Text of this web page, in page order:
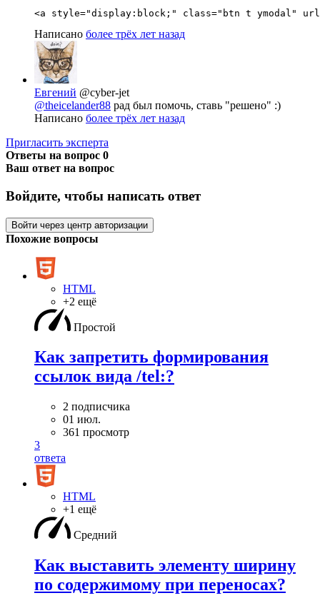
<a style="display:block;" class="btn t ymodal"
Написано более трёх лет назад
Евгений @cyber-jet
@theicelander88 рад был помочь, ставь "решено" :)
Написано более трёх лет назад
Пригласить эксперта
Ответы на вопрос 0
Ваш ответ на вопрос
Войдите, чтобы написать ответ
Войти через центр авторизации
Похожие вопросы
HTML
+2 ещё
Простой
Как запретить формирования
ссылок вида /tel:?
2 подписчика
01 июл.
361 просмотр
3
ответа
HTML
+1 ещё
Средний
Как выставить элементу ширину
по содержимому при переносах?